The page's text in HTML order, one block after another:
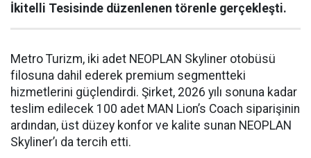
İkitelli Tesisinde düzenlenen törenle gerçekleşti.
Metro Turizm, iki adet NEOPLAN Skyliner otobüsü
filosuna dahil ederek premium segmentteki
hizmetlerini güçlendirdi. Şirket, 2026 yılı sonuna kadar
teslim edilecek 100 adet MAN Lion’s Coach siparişinin
ardından, üst düzey konfor ve kalite sunan NEOPLAN
Skyliner’ı da tercih etti.